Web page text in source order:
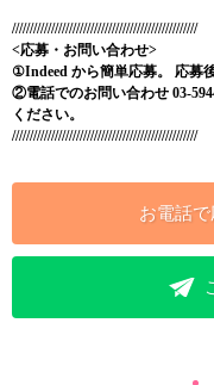
////////////////////////////////////////////////////
<応募・お問い合わせ>
①Indeed から簡単応募。 応募
②電話でのお問い合わせ 03-
ください。
////////////////////////////////////////////////////
お電話